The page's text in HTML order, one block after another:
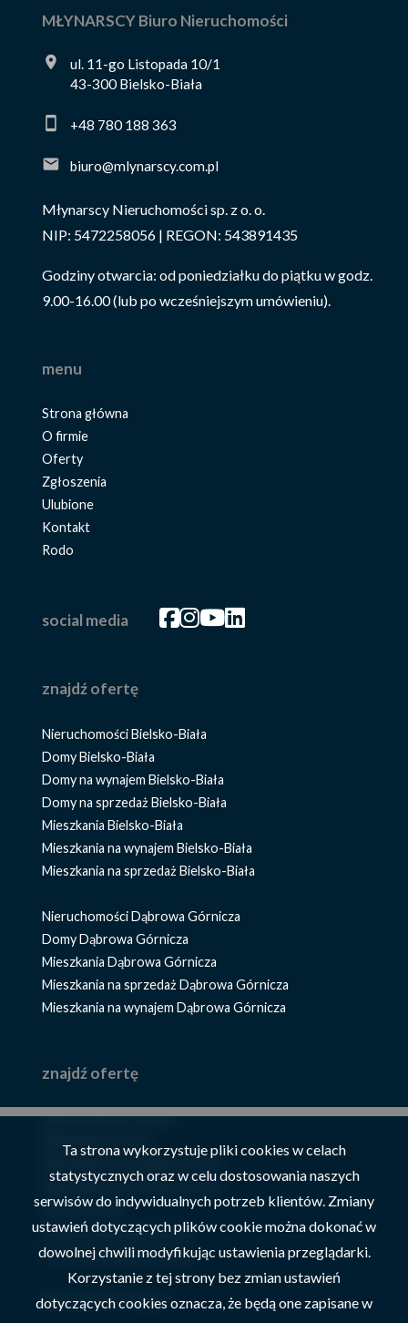
MŁYNARSCY Biuro Nieruchomości
ul. 11-go Listopada 10/1
43-300 Bielsko-Biała
+48 780 188 363
biuro@mlynarscy.com.pl
Młynarscy Nieruchomości sp. z o. o.
NIP: 5472258056 | REGON: 543891435
Godziny otwarcia: od poniedziałku do piątku w godz.
9.00-16.00 (lub po wcześniejszym umówieniu).
menu
Strona główna
O firmie
Oferty
Zgłoszenia
Ulubione
Kontakt
Rodo
social media Facebook
Facebook
Facebook
Facebook
znajdź ofertę
Nieruchomości Bielsko-Biała
Domy Bielsko-Biała
Domy na wynajem Bielsko-Biała
Domy na sprzedaż Bielsko-Biała
Mieszkania Bielsko-Biała
Mieszkania na wynajem Bielsko-Biała
Mieszkania na sprzedaż Bielsko-Biała
Nieruchomości Dąbrowa Górnicza
Domy Dąbrowa Górnicza
Mieszkania Dąbrowa Górnicza
Mieszkania na sprzedaż Dąbrowa Górnicza
Mieszkania na wynajem Dąbrowa Górnicza
znajdź ofertę
Nieruchomości Szczyrk
Mieszkania na wynajem Szczyrk
Mieszkania na sprzedaż Szczyrk
Domy Szczyrk
Domy na sprzedaż Szczyrk
Domy na wynajem Szczyrk
Nieruchomości Żywiec
Ta strona wykorzystuje pliki cookies w celach
statystycznych oraz w celu dostosowania naszych
serwisów do indywidualnych potrzeb klientów. Zmiany
ustawień dotyczących plików cookie można dokonać w
dowolnej chwili modyfikując ustawienia przeglądarki.
Korzystanie z tej strony bez zmian ustawień
dotyczących cookies oznacza, że będą one zapisane w